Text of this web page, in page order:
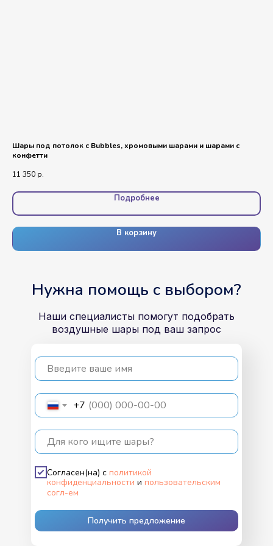
Шары под потолок с Bubbles, хромовыми шарами и шарами с
конфетти
11 350 р.
Подробнее
В корзину
Наши специалисты помогут подобрать
воздушные шары под ваш запрос
Введите ваше имя
+7
Для кого ищите шары?
Согласен(на) с политикой
конфиденциальности и пользовательским
согл-ем
Получить предложение
Нужна помощь с выбором?